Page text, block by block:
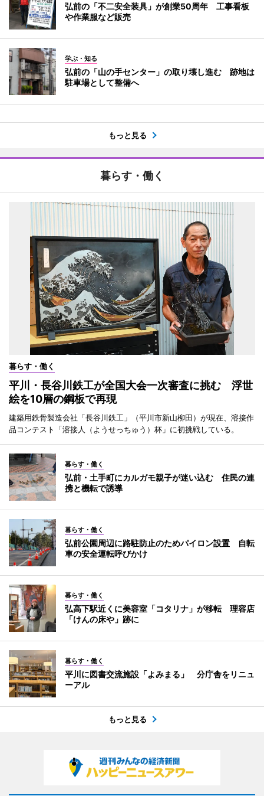
弘前の「不二安全装具」が創業50周年 工事看板
や作業服など販売
学ぶ・知る
弘前の「山の手センター」の取り壊し進む 跡地は
駐車場として整備へ
もっと見る
暮らす・働く
暮らす・働く
平川・長谷川鉄工が全国大会一次審査に挑む 浮世
絵を10層の鋼板で再現
建築用鉄骨製造会社「長谷川鉄工」（平川市新山柳田）が現在、溶接作
品コンテスト「溶接人（ようせっちゅう）杯」に初挑戦している。
暮らす・働く
弘前・土手町にカルガモ親子が迷い込む 住民の連
携と機転で誘導
暮らす・働く
弘前公園周辺に路駐防止のためパイロン設置 自転
車の安全運転呼びかけ
暮らす・働く
弘高下駅近くに美容室「コタリナ」が移転 理容店
「けんの床や」跡に
暮らす・働く
平川に図書交流施設「よみまる」 分庁舎をリニュ
ーアル
もっと見る